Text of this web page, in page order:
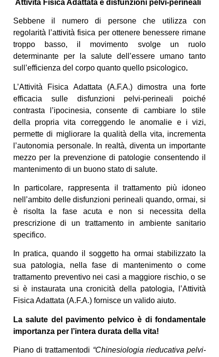
Attività Fisica Adattata e disfunzioni pelvi-perineali
Sebbene il numero di persone che utilizza con
regolarità l’attività fisica per ottenere benessere rimane
troppo basso, il movimento svolge un ruolo
determinante per la salute dell’essere umano tanto
sull’efficienza del corpo quanto quello psicologico.
L’Attività Fisica Adattata (A.F.A.) dimostra una forte
efficacia sulle disfunzioni pelvi-perineali poiché
contrasta l’ipocinesia, consente di cambiare lo stile
della propria vita correggendo le anomalie e i vizi,
permette di migliorare la qualità della vita, incrementa
l’autonomia personale. In realtà, diventa un importante
mezzo per la prevenzione di patologie consentendo il
mantenimento di un buono stato di salute.
In particolare, rappresenta il trattamento più idoneo
nell’ambito delle disfunzioni perineali quando, ormai, si
è risolta la fase acuta e non si necessita della
prescrizione di un trattamento in ambiente sanitario
specifico.
In pratica, quando il soggetto ha ormai stabilizzato la
sua patologia, nella fase di mantenimento o come
trattamento preventivo nei casi a maggiore rischio, o se
si è instaurata una cronicità della patologia, l’Attività
Fisica Adattata (A.F.A.) fornisce un valido aiuto.
La salute del pavimento pelvico è di fondamentale
importanza per l’intera durata della vita!
Piano di trattamentodi “Chinesiologia rieducativa pelvi-